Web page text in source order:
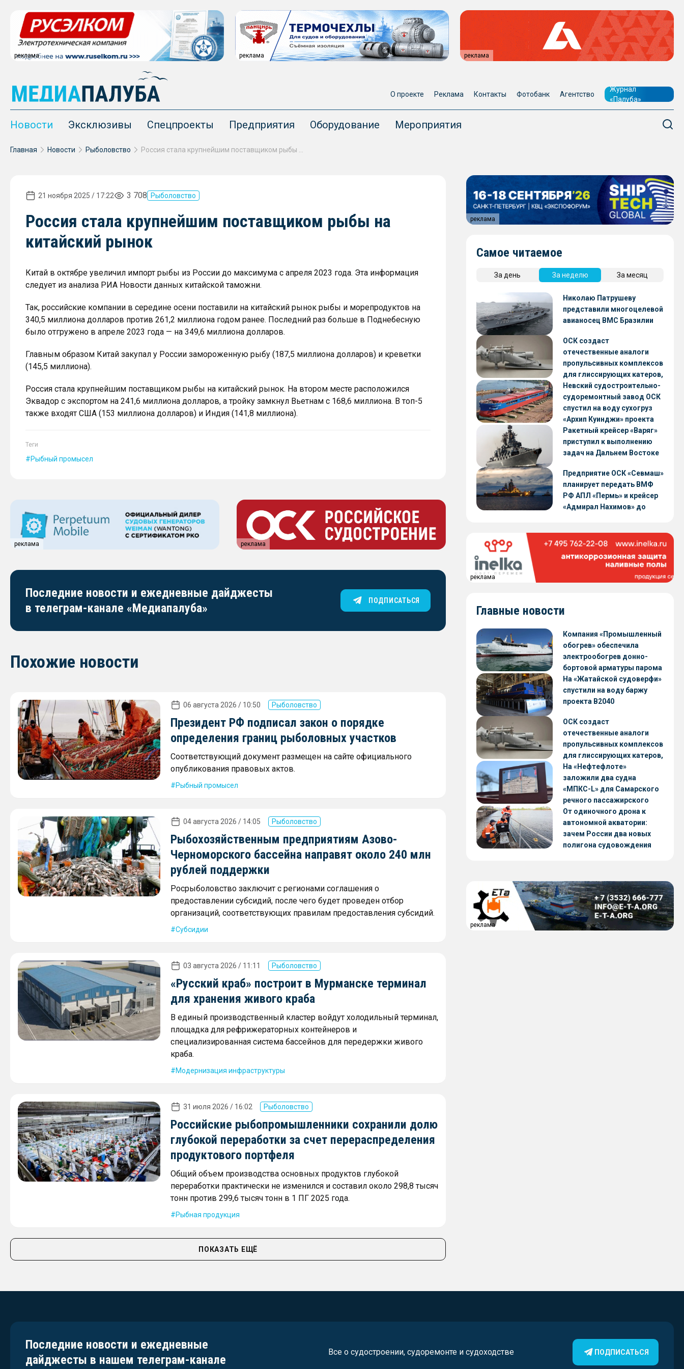
реклама реклама реклама
О проекте Реклама Контакты Фотобанк Агентство
Журнал
«Палуба»
Новости Эксклюзивы Спецпроекты Предприятия Оборудование Мероприятия
Главная Новости Рыболовство
21 ноября 2025 / 17:22 3 708 Рыболовство
Россия стала крупнейшим поставщиком рыбы на
китайский рынок
Китай в октябре увеличил импорт рыбы из России до максимума с апреля 2023 года. Эта информация
следует из анализа РИА Новости данных китайской таможни.
Так, российские компании в середине осени поставили на китайский рынок рыбы и морепродуктов на
340,5 миллиона долларов против 261,2 миллиона годом ранее. Последний раз больше в Поднебесную
было отгружено в апреле 2023 года — на 349,6 миллиона долларов.
Главным образом Китай закупал у России замороженную рыбу (187,5 миллиона долларов) и креветки
(145,5 миллиона).
Россия стала крупнейшим поставщиком рыбы на китайский рынок. На втором месте расположился
Эквадор с экспортом на 241,6 миллиона долларов, а тройку замкнул Вьетнам с 168,6 миллиона. В топ-5
также входят США (153 миллиона долларов) и Индия (141,8 миллиона).
Теги
Рыбный промысел
реклама реклама
Последние новости и ежедневные дайджесты
в телеграм-канале «Медиапалуба»
ПОДПИСАТЬСЯ
Похожие новости
06 августа 2026 / 10:50 Рыболовство
Президент РФ подписал закон о порядке
определения границ рыболовных участков
Соответствующий документ размещен на сайте официального
опубликования правовых актов.
Рыбный промысел
04 августа 2026 / 14:05 Рыболовство
Рыбохозяйственным предприятиям Азово-
Черноморского бассейна направят около 240 млн
рублей поддержки
Росрыболовство заключит с регионами соглашения о
предоставлении субсидий, после чего будет проведен отбор
организаций, соответствующих правилам предоставления субсидий.
Субсидии
03 августа 2026 / 11:11 Рыболовство
«Русский краб» построит в Мурманске терминал
для хранения живого краба
В единый производственный кластер войдут холодильный терминал,
площадка для рефрижераторных контейнеров и
специализированная система бассейнов для передержки живого
краба.
Модернизация инфраструктуры
31 июля 2026 / 16:02 Рыболовство
Российские рыбопромышленники сохранили долю
глубокой переработки за счет перераспределения
продуктового портфеля
Общий объем производства основных продуктов глубокой
переработки практически не изменился и составил около 298,8 тысяч
тонн против 299,6 тысяч тонн в 1 ПГ 2025 года.
Рыбная продукция
ПОКАЗАТЬ ЕЩЁ
реклама
Самое читаемое
За день За неделю За месяц
Николаю Патрушеву
представили многоцелевой
авианосец ВМС Бразилии
ОСК создаст
отечественные аналоги
пропульсивных комплексов
для глиссирующих катеров,
скоростных судов и судов с
малой осадкой
Невский судостроительно-
судоремонтный завод ОСК
спустил на воду сухогруз
«Архип Куинджи» проекта
RSD59
Ракетный крейсер «Варяг»
приступил к выполнению
задач на Дальнем Востоке
Предприятие ОСК «Севмаш»
планирует передать ВМФ
РФ АПЛ «Пермь» и крейсер
«Адмирал Нахимов» до
реклама
Главные новости
Компания «Промышленный
обогрев» обеспечила
электрообогрев донно-
бортовой арматуры парома
«Петропавловск» проекта
CNF22
На «Жатайской судоверфи»
спустили на воду баржу
проекта В2040
ОСК создаст
отечественные аналоги
пропульсивных комплексов
для глиссирующих катеров,
скоростных судов и судов с
малой осадкой
На «Нефтефлоте»
заложили два судна
«МПКС-L» для Самарского
речного пассажирского
предприятия
От одиночного дрона к
автономной акватории:
зачем России два новых
полигона судовождения
реклама
Последние новости и ежедневные
дайджесты в нашем телеграм-канале
Все о судостроении, судоремонте и судоходстве ПОДПИСАТЬСЯ